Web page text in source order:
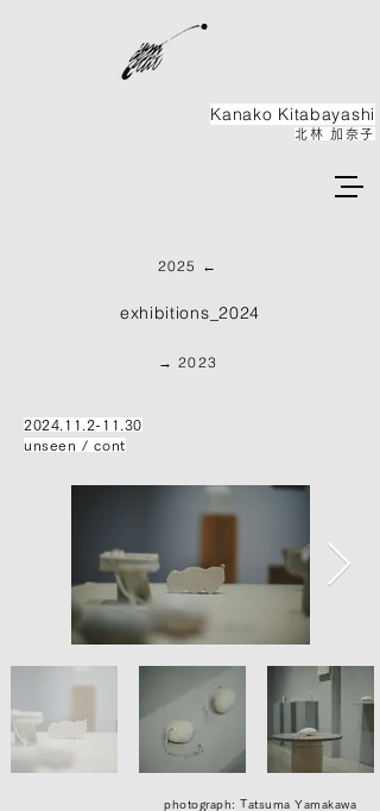
Kanako ​Kitabayashi
北林 加奈子
2025 ←
exhibitions_2024
→ 2023
2024.11.2-11.30
unseen / cont
photograph: Tatsuma Yamakawa